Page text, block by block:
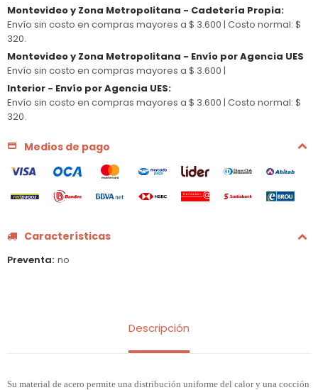
Montevideo y Zona Metropolitana - Cadetería Propia:
Envío sin costo en compras mayores a $ 3.600 | Costo normal: $
320.
Montevideo y Zona Metropolitana - Envío por Agencia UES
Envío sin costo en compras mayores a $ 3.600 |
Interior - Envío por Agencia UES:
Envío sin costo en compras mayores a $ 3.600 | Costo normal: $
320.
Medios de pago
Características
Preventa no
Descripción
Su material de acero permite una distribución uniforme del calor y una cocción